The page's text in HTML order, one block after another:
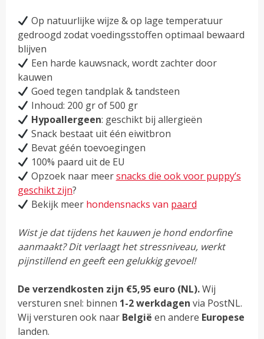
Op natuurlijke wijze & op lage temperatuur
gedroogd zodat voedingsstoffen optimaal bewaard
blijven
Een harde kauwsnack, wordt zachter door
kauwen
Goed tegen tandplak & tandsteen
Inhoud: 200 gr of 500 gr
Hypoallergeen: geschikt bij allergieën
Snack bestaat uit één eiwitbron
Bevat géén toevoegingen
100% paard uit de EU
Opzoek naar meersnacks die ook voor puppy’s
geschikt zijn?
Bekijk meer hondensnacks van paard
Wist je dat tijdens het kauwen je hond endorfine
aanmaakt? Dit verlaagt het stressniveau, werkt
pijnstillend en geeft een gelukkig gevoel!
De verzendkosten zijn €5,95 euro (NL).Wij
versturen snel: binnen 1-2 werkdagen via PostNL.
Wij versturen ook naar België en andere Europese
landen.